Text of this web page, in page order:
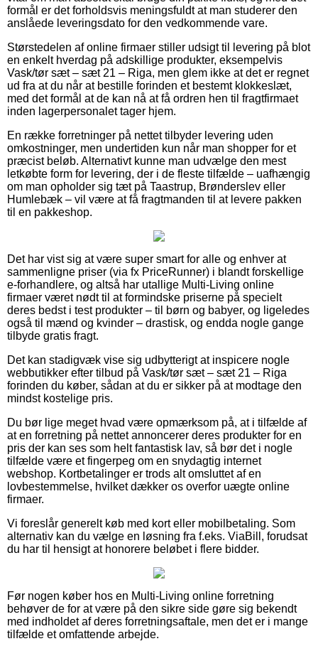
formål er det forholdsvis meningsfuldt at man studerer den
anslåede leveringsdato for den vedkommende vare.
Størstedelen af online firmaer stiller udsigt til levering på blot
en enkelt hverdag på adskillige produkter, eksempelvis
Vask/tør sæt – sæt 21 – Riga, men glem ikke at det er regnet
ud fra at du når at bestille forinden et bestemt klokkeslæt,
med det formål at de kan nå at få ordren hen til fragtfirmaet
inden lagerpersonalet tager hjem.
En række forretninger på nettet tilbyder levering uden
omkostninger, men undertiden kun når man shopper for et
præcist beløb. Alternativt kunne man udvælge den mest
letkøbte form for levering, der i de fleste tilfælde – uafhængig
om man opholder sig tæt på Taastrup, Brønderslev eller
Humlebæk – vil være at få fragtmanden til at levere pakken
til en pakkeshop.
Det har vist sig at være super smart for alle og enhver at
sammenligne priser (via fx PriceRunner) i blandt forskellige
e-forhandlere, og altså har utallige Multi-Living online
firmaer været nødt til at formindske priserne på specielt
deres bedst i test produkter – til børn og babyer, og ligeledes
også til mænd og kvinder – drastisk, og endda nogle gange
tilbyde gratis fragt.
Det kan stadigvæk vise sig udbytterigt at inspicere nogle
webbutikker efter tilbud på Vask/tør sæt – sæt 21 – Riga
forinden du køber, sådan at du er sikker på at modtage den
mindst kostelige pris.
Du bør lige meget hvad være opmærksom på, at i tilfælde af
at en forretning på nettet annoncerer deres produkter for en
pris der kan ses som helt fantastisk lav, så bør det i nogle
tilfælde være et fingerpeg om en snydagtig internet
webshop. Kortbetalinger er trods alt omsluttet af en
lovbestemmelse, hvilket dækker os overfor uægte online
firmaer.
Vi foreslår generelt køb med kort eller mobilbetaling. Som
alternativ kan du vælge en løsning fra f.eks. ViaBill, forudsat
du har til hensigt at honorere beløbet i flere bidder.
Før nogen køber hos en Multi-Living online forretning
behøver de for at være på den sikre side gøre sig bekendt
med indholdet af deres forretningsaftale, men det er i mange
tilfælde et omfattende arbejde.